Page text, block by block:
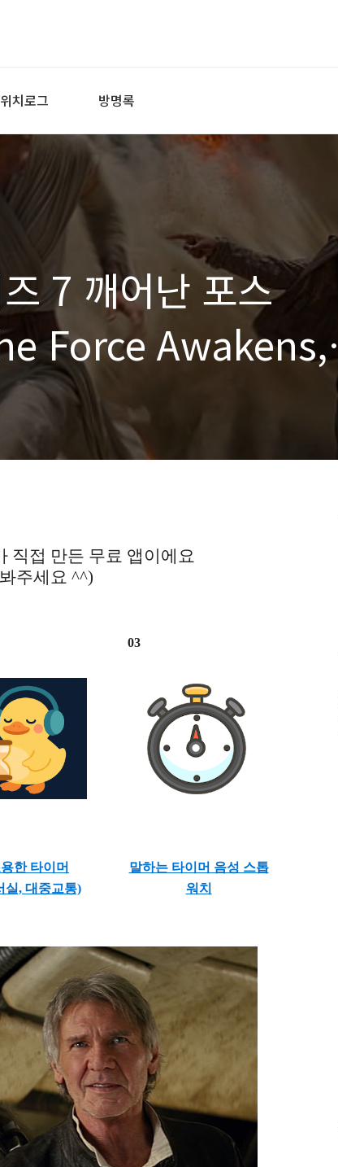
위치로그 방명록
7 깨어난 포스
Force Awakens,
직접 만든 무료 앱이에요
주세요 ^^)
03
한 타이머
실, 대중교통)
말하는 타이머 음성 스톱
워치